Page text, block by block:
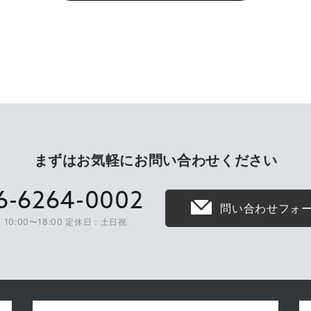
まずはお気軽にお問い合わせください
6264-0002
10:00〜18:00 定休日：土日祝
問い合わせフォ